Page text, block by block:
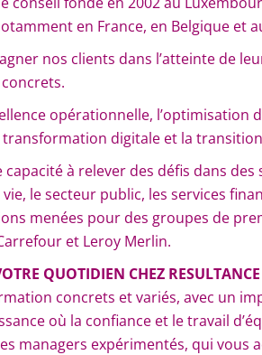
en France, en Belgique et
nos clients dans l’atteinte de
opérationnelle, l’optimisation
digitale et la
à relever des défis dans
le secteur public, les services
menées pour des groupes de
et Leroy Merlin.
QUOTIDIEN CHEZ RESULTANCE
concrets et variés, avec un
où la confiance et le travail
managers expérimentés, qui vous